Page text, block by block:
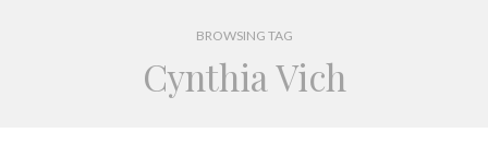
BROWSING TAG
Cynthia Vich